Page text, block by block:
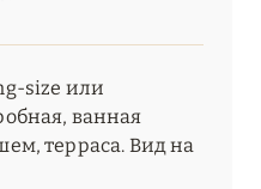
size или
ванная
терраса. Вид на